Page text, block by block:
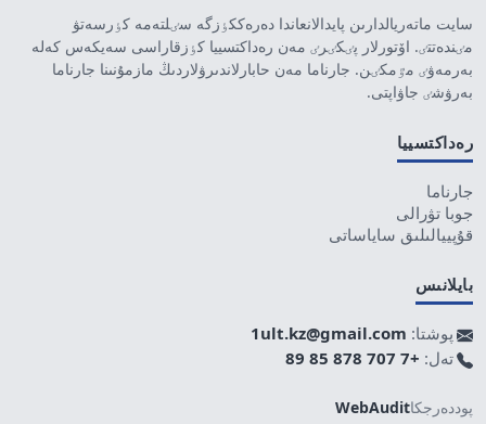
سايت ماتەريالدارىن پايدالانعاندا دەرەككٶزگە سٸلتەمە كٶرسەتۋ
مٸندەتتٸ. اۆتورلار پٸكٸرٸ مەن رەداكتسييا كٶزقاراسى سەيكەس كەلە
بەرمەۋٸ مٷمكٸن. جارناما مەن حابارلاندىرۋلاردىڭ مازمۇنىنا جارناما
بەرۋشٸ جاۋاپتى.
رەداكتسييا
جارناما
جوبا تۋرالى
قۇپييالىلىق ساياساتى
بايلانىس
پوشتا: 1ult.kz@gmail.com
تەل: +7 707 878 85 89
پوددەرجكاWebAudit